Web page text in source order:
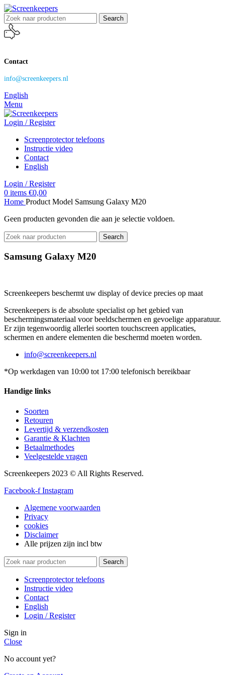
Search
Contact
info@screenkeepers.nl
English
Menu
Login / Register
Screenprotector telefoons
Instructie video
Contact
English
Login / Register
0 items €0,00
Home Product Model Samsung Galaxy M20
Geen producten gevonden die aan je selectie voldoen.
Search
Samsung Galaxy M20
Screenkeepers beschermt uw display of device precies op maat
Screenkeepers is de absolute specialist op het gebied van
beschermingsmateriaal voor beeldschermen en gevoelige apparatuur.
Er zijn tegenwoordig allerlei soorten touchscreen applicaties,
schermen en andere elementen die beschermd moeten worden.
info@screenkeepers.nl
*Op werkdagen van 10:00 tot 17:00 telefonisch bereikbaar
Handige links
Soorten
Retouren
Levertijd & verzendkosten
Garantie & Klachten
Betaalmethodes
Veelgestelde vragen
Screenkeepers 2023 © All Rights Reserved.
Facebook-f Instagram
Algemene voorwaarden
Privacy
cookies
Disclaimer
Alle prijzen zijn incl btw
Search
Screenprotector telefoons
Instructie video
Contact
English
Login / Register
Sign in
Close
No account yet?